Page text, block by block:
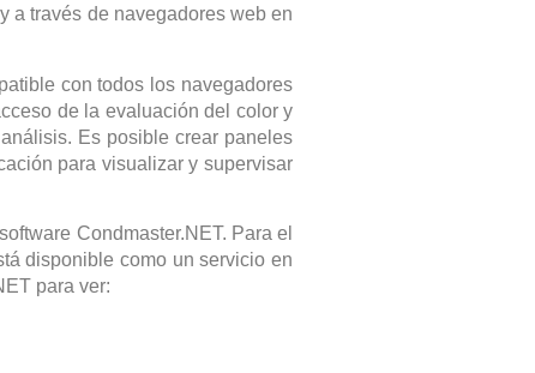
a través de navegadores web en
con todos los navegadores
de la evaluación del color y
Es posible crear paneles
para visualizar y supervisar
Condmaster.NET. Para el
disponible como un servicio en
para ver: